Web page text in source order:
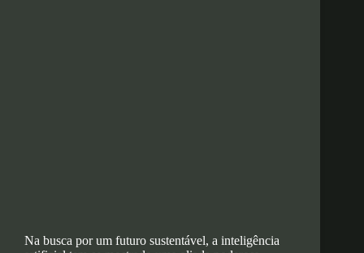
Na busca por um futuro sustentável, a inteligência